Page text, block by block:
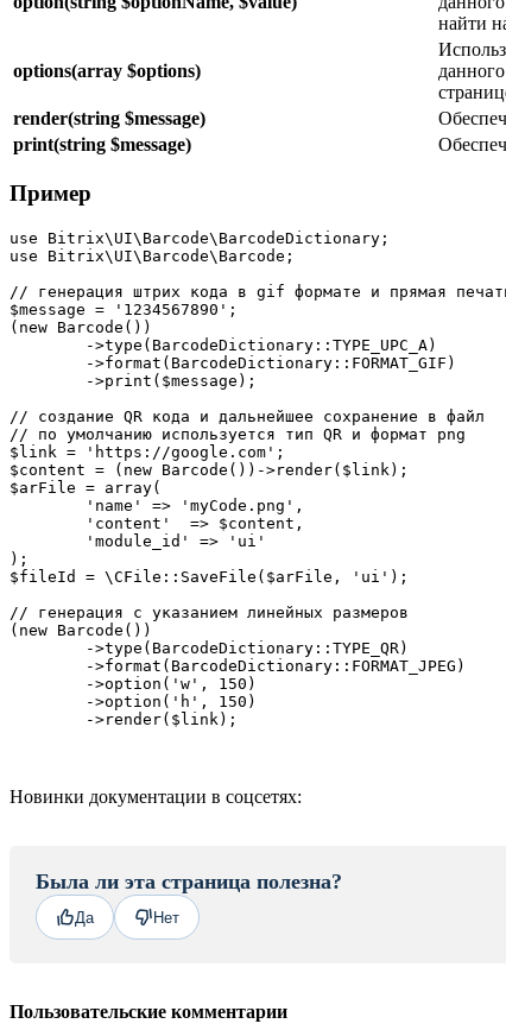
найти
options(array $options)
render(string $message)
print(string $message)
Пример
use Bitrix\UI\Barcode\BarcodeDictionary;
use Bitrix\UI\Barcode\Barcode;
// генерация штрих кода в gif формате и прямая
$message = '1234567890';
(new Barcode())
// создание QR кода и дальнейшее сохранение в файл
// по умолчанию используется тип QR и формат png
$link = 'https://google.com';
$content = (new Barcode())->render($link);
$arFile = array(
);
$fileId = \CFile::SaveFile($arFile, 'ui');
// генерация с указанием линейных размеров
(new Barcode())
Новинки документации в соцсетях:
Была ли эта страница полезна?
Да Нет
Пользовательские комментарии